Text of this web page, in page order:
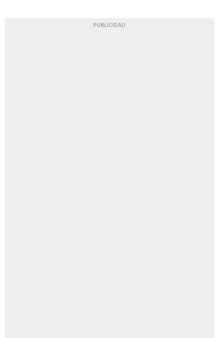
PUBLICIDAD